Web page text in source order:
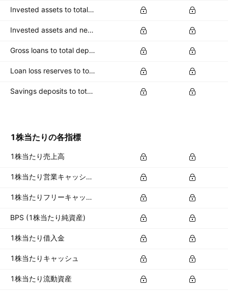
Invested assets to total deposits
Invested assets and net loans to total deposits
Gross loans to total deposits
Loan loss reserves to total capital
Savings deposits to total deposits
1株当たりの各指標
1株当たり売上高
1株当たり営業キャッシュフロー
1株当たりフリーキャッシュフロー
BPS (1株当たり純資産)
1株当たり借入金
1株当たりキャッシュ
1株当たり流動資産